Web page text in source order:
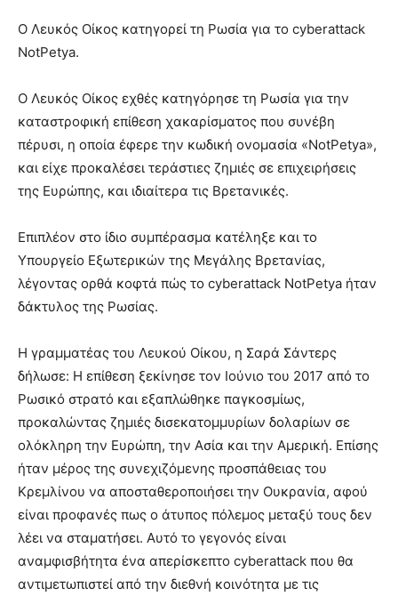
Ο Λευκός Οίκος κατηγορεί τη Ρωσία για το cyberattack
NotPetya.
Ο Λευκός Οίκος εχθές κατηγόρησε τη Ρωσία για την
καταστροφική επίθεση χακαρίσματος που συνέβη
πέρυσι, η οποία έφερε την κωδική ονομασία «NotPetya»,
και είχε προκαλέσει τεράστιες ζημιές σε επιχειρήσεις
της Ευρώπης, και ιδιαίτερα τις Βρετανικές.
Επιπλέον στο ίδιο συμπέρασμα κατέληξε και το
Υπουργείο Εξωτερικών της Μεγάλης Βρετανίας,
λέγοντας ορθά κοφτά πώς το cyberattack NotPetya ήταν
δάκτυλος της Ρωσίας.
Η γραμματέας του Λευκού Οίκου, η Σαρά Σάντερς
δήλωσε: Η επίθεση ξεκίνησε τον Ιούνιο του 2017 από το
Ρωσικό στρατό και εξαπλώθηκε παγκοσμίως,
προκαλώντας ζημιές δισεκατομμυρίων δολαρίων σε
ολόκληρη την Ευρώπη, την Ασία και την Αμερική. Επίσης
ήταν μέρος της συνεχιζόμενης προσπάθειας του
Κρεμλίνου να αποσταθεροποιήσει την Ουκρανία, αφού
είναι προφανές πως ο άτυπος πόλεμος μεταξύ τους δεν
λέει να σταματήσει. Αυτό το γεγονός είναι
αναμφισβήτητα ένα απερίσκεπτο cyberattack που θα
αντιμετωπιστεί από την διεθνή κοινότητα με τις